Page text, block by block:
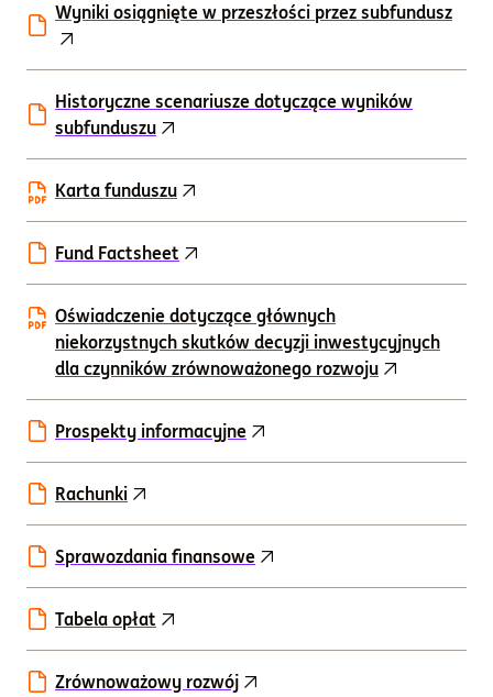
Wyniki osiągnięte w przeszłości przez subfundusz
Historyczne scenariusze dotyczące wyników
subfunduszu
Karta funduszu
Fund Factsheet
Oświadczenie dotyczące głównych
niekorzystnych skutków decyzji inwestycyjnych
dla czynników zrównoważonego rozwoju
Prospekty informacyjne
Rachunki
Sprawozdania finansowe
Tabela opłat
Zrównoważowy rozwój